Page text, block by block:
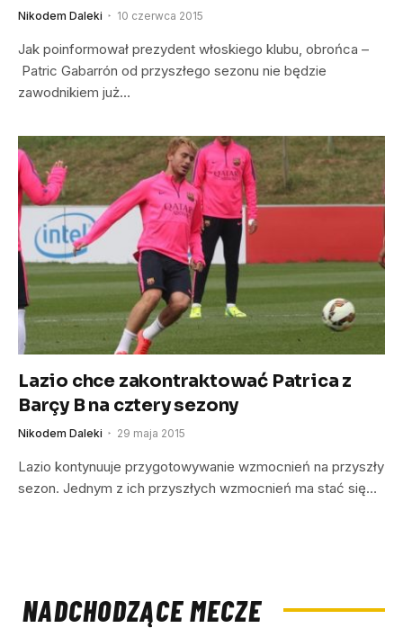
Nikodem Daleki 10 czerwca 2015
Jak poinformował prezydent włoskiego klubu, obrońca –
Patric Gabarrón od przyszłego sezonu nie będzie
zawodnikiem już…
Lazio chce zakontraktować Patrica z
Barçy B na cztery sezony
Nikodem Daleki 29 maja 2015
Lazio kontynuuje przygotowywanie wzmocnień na przyszły
sezon. Jednym z ich przyszłych wzmocnień ma stać się…
NADCHODZĄCE MECZE